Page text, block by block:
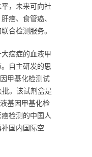
，未来可向社
癌、食管癌、
合检测服务。
癌症的血液甲
自主研发的思
甲基化检测试
。该试剂盒是
基因甲基化检
检测的中国人
国内国际空